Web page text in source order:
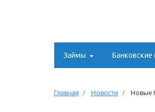
Займы Банковские
Главная Новости Новые